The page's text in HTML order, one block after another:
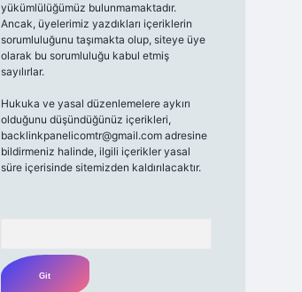
yükümlülüğümüz bulunmamaktadır.
Ancak, üyelerimiz yazdıkları içeriklerin
sorumluluğunu taşımakta olup, siteye üye
olarak bu sorumluluğu kabul etmiş
sayılırlar.
Hukuka ve yasal düzenlemelere aykırı
olduğunu düşündüğünüz içerikleri,
backlinkpanelicomtr@gmail.comadresine
bildirmeniz halinde, ilgili içerikler yasal
süre içerisinde sitemizden kaldırılacaktır.